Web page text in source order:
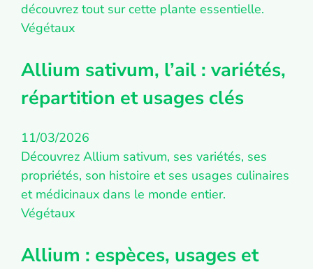
découvrez tout sur cette plante essentielle.
Végétaux
Allium sativum, l’ail : variétés,
répartition et usages clés
11/03/2026
Découvrez Allium sativum, ses variétés, ses
propriétés, son histoire et ses usages culinaires
et médicinaux dans le monde entier.
Végétaux
Allium : espèces, usages et